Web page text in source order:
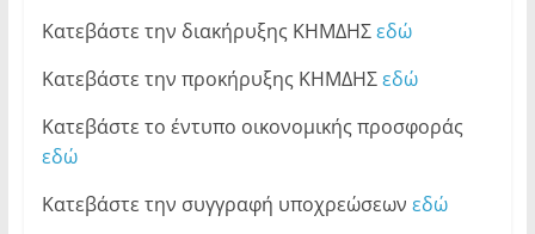
Κατεβάστε την διακήρυξης ΚΗΜΔΗΣεδώ
Κατεβάστε την προκήρυξης ΚΗΜΔΗΣεδώ
Κατεβάστε το έντυπο οικονομικής προσφοράς
εδώ
Κατεβάστε την συγγραφή υποχρεώσεων εδώ